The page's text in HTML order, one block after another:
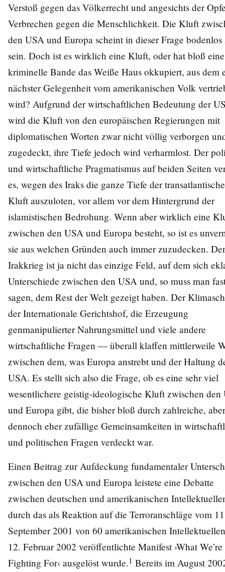
Verstoß gegen das Völkerrecht und angesichts der
Verbrechen gegen die Menschlichkeit. Die Kluft
den USA und Europa scheint in dieser Frage bodenlos
sein. Doch ist es wirklich eine Kluft, oder hat bloß eine
kriminelle Bande das Weiße Haus okkupiert, aus dem
nächster Gelegenheit vom amerikanischen Volk
wird? Aufgrund der wirtschaftlichen Bedeutung der
wird die Kluft von den europäischen Regierungen mit
diplomatischen Worten zwar nicht völlig verborgen
zugedeckt, ihre Tiefe jedoch wird verharmlost. Der
und wirtschaftliche Pragmatismus auf beiden Seiten
es, wegen des Iraks die ganze Tiefe der
Kluft auszuloten, vor allem vor dem Hintergrund der
islamistischen Bedrohung. Wenn aber wirklich eine
zwischen den USA und Europa besteht, so ist es
sie aus welchen Gründen auch immer zuzudecken. Der
Irakkrieg ist ja nicht das einzige Feld, auf dem sich
Unterschiede zwischen den USA und, so muss man
sagen, dem Rest der Welt gezeigt haben. Der
der Internationale Gerichtshof, die Erzeugung
genmanipulierter Nahrungsmittel und viele andere
wirtschaftliche Fragen — überall klaffen mittlerweile
zwischen dem, was Europa anstrebt und der Haltung
USA. Es stellt sich also die Frage, ob es eine sehr viel
wesentlichere geistig-ideologische Kluft zwischen den
und Europa gibt, die bisher bloß durch zahlreiche, aber
dennoch eher zufällige Gemeinsamkeiten in
und politischen Fragen verdeckt war.
Einen Beitrag zur Aufdeckung fundamentaler
zwischen den USA und Europa leistete eine Debatte
zwischen deutschen und amerikanischen
durch das als Reaktion auf die Terroranschläge vom
September 2001 von 60 amerikanischen
12. Februar 2002 veröffentlichte Manifest ›What We’re
Fighting For‹ ausgelöst wurde.1 Bereits im August